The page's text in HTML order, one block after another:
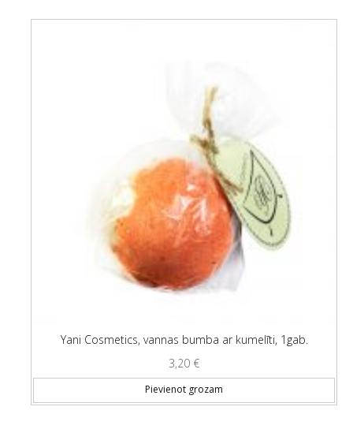
Yani Cosmetics, vannas bumba ar kumelīti, 1gab.
3,20 €
Pievienot grozam